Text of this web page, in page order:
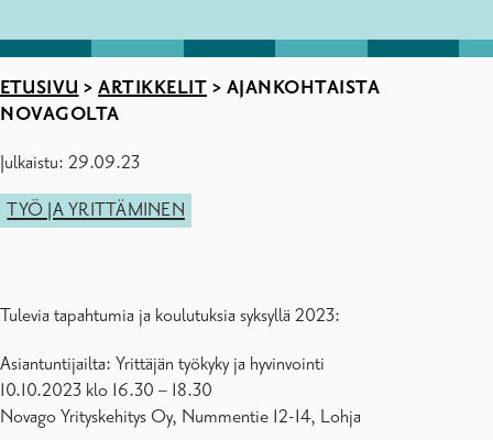
ETUSIVU > ARTIKKELIT > AJANKOHTAISTA
NOVAGOLTA
Julkaistu: 29.09.23
TYÖ JA YRITTÄMINEN
Tulevia tapahtumia ja koulutuksia syksyllä 2023:
Asiantuntijailta: Yrittäjän työkyky ja hyvinvointi
10.10.2023 klo 16.30 – 18.30
Novago Yrityskehitys Oy, Nummentie 12-14, Lohja